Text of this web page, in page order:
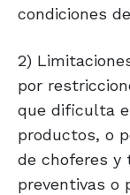
condiciones
2)
por
que dificulta
productos, o
de choferes y
preventivas o